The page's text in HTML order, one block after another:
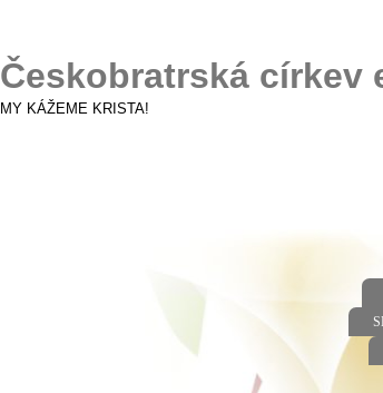
Českobratrská církev
MY KÁŽEME KRISTA!